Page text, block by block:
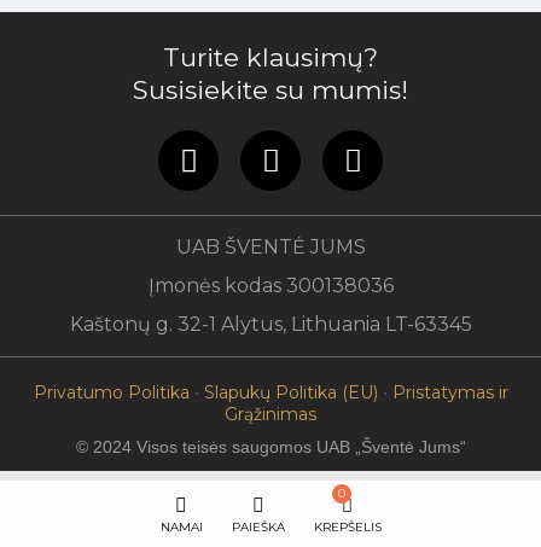
Turite klausimų?
Susisiekite su mumis!
UAB ŠVENTĖ JUMS
Įmonės kodas 300138036
Kaštonų g. 32-1 Alytus, Lithuania LT-63345
Privatumo Politika • Slapukų Politika (EU) • Pristatymas ir
Grąžinimas
© 2024 Visos teisės saugomos UAB „Šventė Jums“
NAMAI PAIEŠKA
0
KREPŠELIS